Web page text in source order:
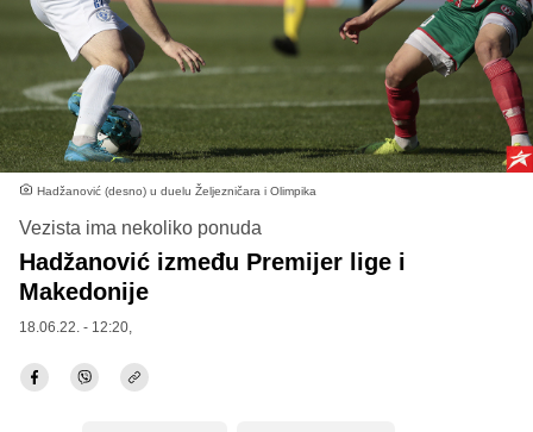
Hadžanović (desno) u duelu Željezničara i Olimpika
Vezista ima nekoliko ponuda
Hadžanović između Premijer lige i
Makedonije
18.06.22. - 12:20,